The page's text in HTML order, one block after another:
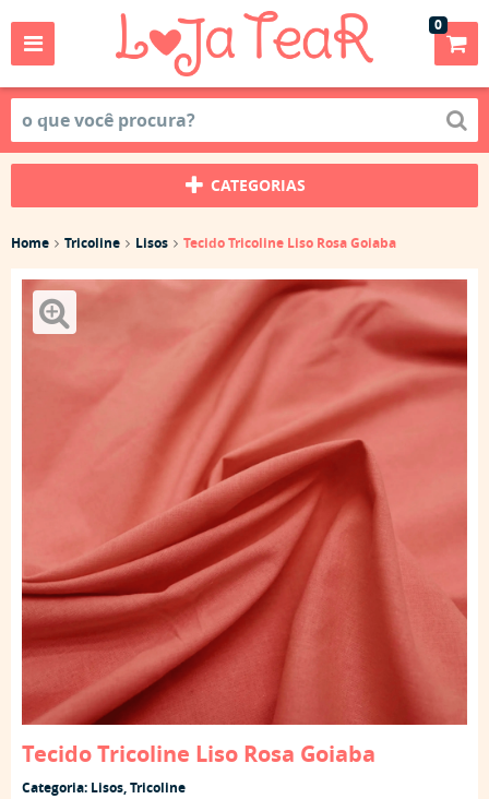
0
CATEGORIAS
Home Tricoline Lisos Tecido Tricoline Liso Rosa Goiaba
Tecido Tricoline Liso Rosa Goiaba
Categoria: Lisos,Tricoline